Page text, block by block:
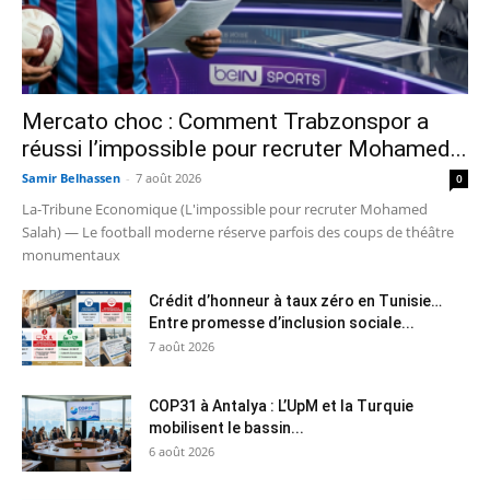
Mercato choc : Comment Trabzonspor a
réussi l’impossible pour recruter Mohamed...
Samir Belhassen - 7 août 2026 0
La-Tribune Economique (L'impossible pour recruter Mohamed
Salah) — Le football moderne réserve parfois des coups de théâtre
monumentaux
Crédit d’honneur à taux zéro en Tunisie…
Entre promesse d’inclusion sociale...
7 août 2026
COP31 à Antalya : L’UpM et la Turquie
mobilisent le bassin...
6 août 2026